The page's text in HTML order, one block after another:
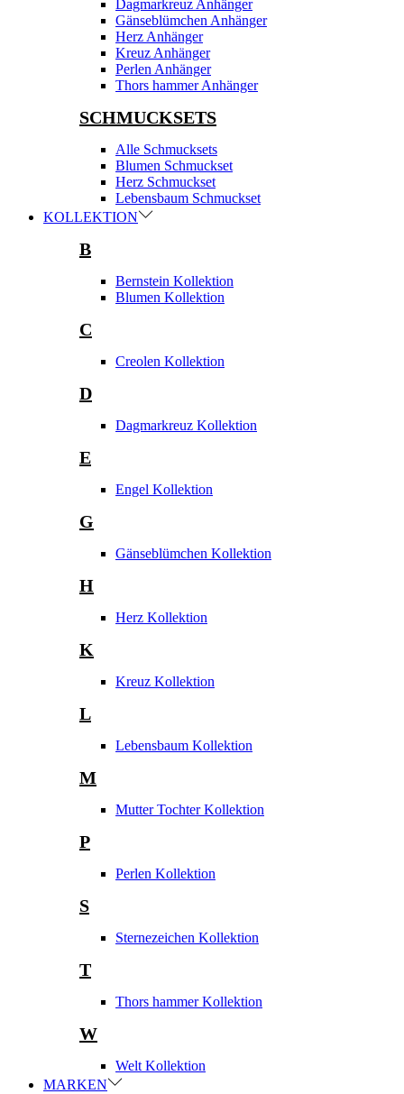
Dagmarkreuz Anhänger
Gänseblümchen Anhänger
Herz Anhänger
Kreuz Anhänger
Perlen Anhänger
Thors hammer Anhänger
SCHMUCKSETS
Alle Schmucksets
Blumen Schmuckset
Herz Schmuckset
Lebensbaum Schmuckset
KOLLEKTION
B
Bernstein Kollektion
Blumen Kollektion
C
Creolen Kollektion
D
Dagmarkreuz Kollektion
E
Engel Kollektion
G
Gänseblümchen Kollektion
H
Herz Kollektion
K
Kreuz Kollektion
L
Lebensbaum Kollektion
M
Mutter Tochter Kollektion
P
Perlen Kollektion
S
Sternezeichen Kollektion
T
Thors hammer Kollektion
W
Welt Kollektion
MARKEN